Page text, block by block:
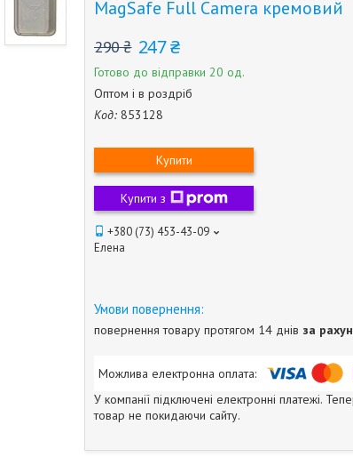
MagSafe Full Camera кремовий
290 ₴ 247 ₴
Готово до відправки 20 од.
Оптом і в роздріб
Код: 853128
Купити
Купити з
+380 (73) 453-43-09
Елена
повернення товару протягом 14 днів за
У компанії підключені електронні платежі.
товар не покидаючи сайту.